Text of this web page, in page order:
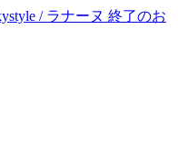
/ ラナーヌ 終了のお